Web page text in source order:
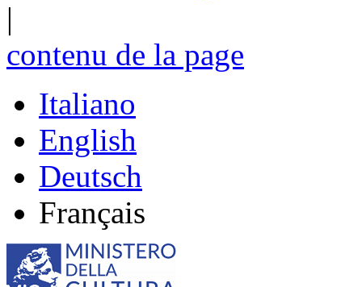
|
contenu de la page
Italiano
English
Deutsch
Français